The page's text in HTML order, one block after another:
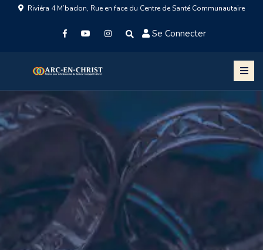
Riviéra 4 M’badon, Rue en face du Centre de Santé Communautaire
Se Connecter